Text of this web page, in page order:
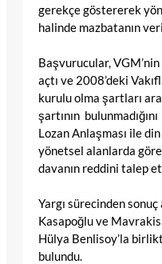
gerekçe göstererek
halinde mazbatanın
Başvurucular,
açtı ve 2008’deki
kurulu olma şartları
şartının
Lozan Anlaşması ile
yönetsel alanlarda
davanın reddini talep
Yargı sürecinden
Kasapoğlu ve
Hülya Benlisoy’la
bulundu.